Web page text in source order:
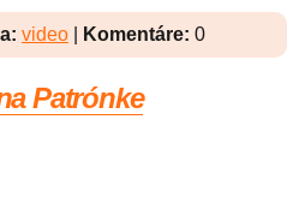
video Komentáre: 0
Patrónke